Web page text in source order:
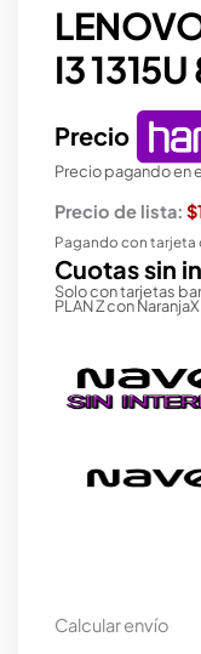
I3
Precio
Precio pagando en
Precio de lista:
Pagando con
Cuotas sin
Solo con tarjetas
PLAN Z con
Calcular envío